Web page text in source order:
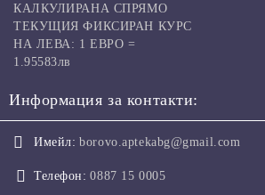
КАЛКУЛИРАНА СПРЯМО
ТЕКУЩИЯ ФИКСИРАН КУРС
НА ЛЕВА: 1 ЕВРО =
1.95583лв
Информация за контакти:
Имейл: borovo.aptekabg@gmail.com
Телефон: 0887 15 0005